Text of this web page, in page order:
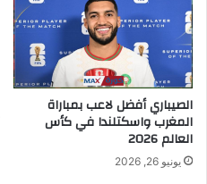
الصيباري أفضل لاعب بمباراة
المغرب واسكتلندا في كأس
العالم 2026
يونيو 26, 2026